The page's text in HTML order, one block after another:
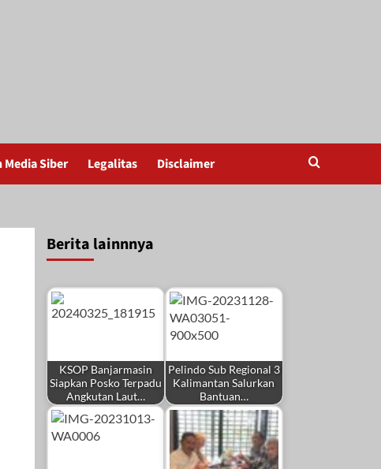
Media Siber Legalitas Disclaimer
Berita lainnnya
KSOP Banjarmasin
Siapkan Posko Terpadu
Angkutan Laut…
Pelindo Sub Regional 3
Kalimantan Salurkan
Bantuan…